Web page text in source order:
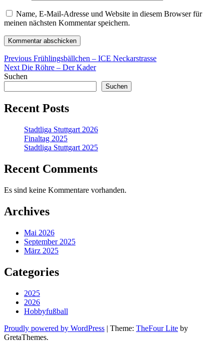
Name, E-Mail-Adresse und Website in diesem Browser für
meinen nächsten Kommentar speichern.
Beitragsnavigation
Previous Previous
post:
Frühlingsbällchen – ICE Neckarstrasse
Next Next
post:
Die Röhre – Der Kader
Suchen
Suchen
Recent Posts
Stadtliga Stuttgart 2026
Finaltag 2025
Stadtliga Stuttgart 2025
Recent Comments
Es sind keine Kommentare vorhanden.
Archives
Mai 2026
September 2025
März 2025
Categories
2025
2026
Hobbyfußball
Proudly powered by WordPress | Theme: TheFour Lite by
GretaThemes.